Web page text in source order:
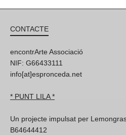
CONTACTE
encontrArte Associació
NIF: G66433111
info[at]espronceda.net
* PUNT LILA *
Un projecte impulsat per
B64644412